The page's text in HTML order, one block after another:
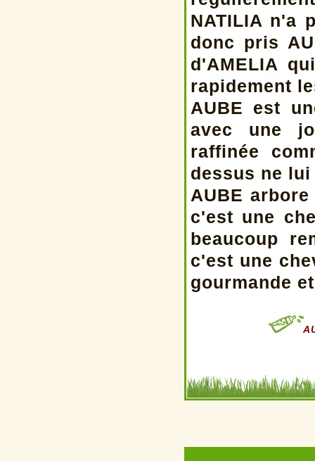
NATILIA n'a
donc pris
d'AMELIA
rapidement
AUBE est
avec une
raffinée
dessus ne
AUBE
c'est une
beaucoup
c'est une
gourmande